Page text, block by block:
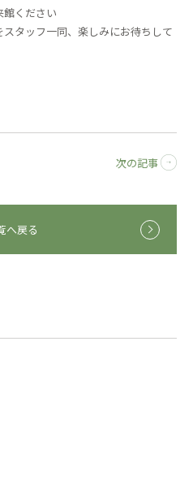
ください
タッフ一同、楽しみにお待ちして
次の記事
へ戻る